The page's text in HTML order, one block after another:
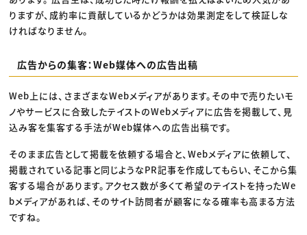
りますが、成約率に貢献しているかどうかは効果測定をして検証しな
ければなりません。
広告からの集客：Web媒体への広告出稿
Web上には、さまざまなWebメディアがあります。その中で売りたいモ
ノやサービスに合致したテイストのWebメディアに広告を掲載して、見
込み客を集客する手法がWeb媒体への広告出稿です。
そのまま広告として掲載を依頼する場合と、Webメディアに依頼して、
掲載されている記事と同じようなPR記事を作成してもらい、そこから集
客する場合があります。アクセス数が多くて希望のテイストを持ったWe
bメディアがあれば、そのサイト訪問者が顧客になる確率も高まる方法
ですね。